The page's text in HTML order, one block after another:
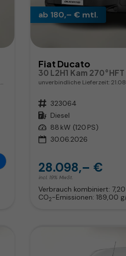
ab 180,– € mtl.
Fiat Ducato
30 L2H1 Kam
unverbindliche Lieferzeit:
Fahrzeugnr. 323064
Kraftstoff Diesel
Leistung 88 kW (120 PS)
30.06.2026
28.098,– €
incl. 19% MwSt.
Verbrauch kombiniert:
CO2-Emissionen: 189,00